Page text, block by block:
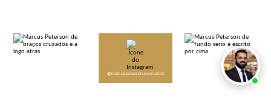
@marcuspeterson.concursos